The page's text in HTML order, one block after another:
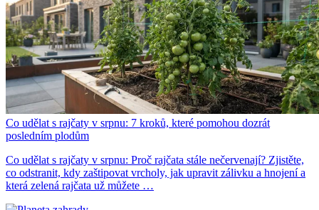
Co udělat s rajčaty v srpnu: 7 kroků, které pomohou dozrát
posledním plodům
Co udělat s rajčaty v srpnu: Proč rajčata stále nečervenají? Zjistěte,
co odstranit, kdy zaštipovat vrcholy, jak upravit zálivku a hnojení a
která zelená rajčata už můžete …